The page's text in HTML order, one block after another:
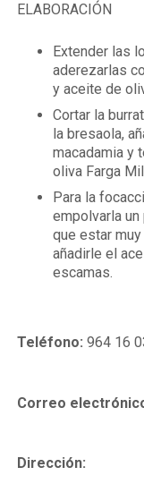
ELABORACIÓN
Extender las
aderezarlas
y aceite de
Cortar la
la bresaola,
macadamia y
oliva Farga
Para la
empolvarla
que estar
añadirle el
escamas.
Teléfono:964 16
Correo
Dirección: